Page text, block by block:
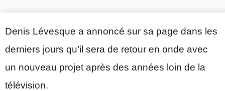
Denis Lévesque a annoncé sur sa page dans les
derniers jours qu’il sera de retour en onde avec
un nouveau projet après des années loin de la
télévision.